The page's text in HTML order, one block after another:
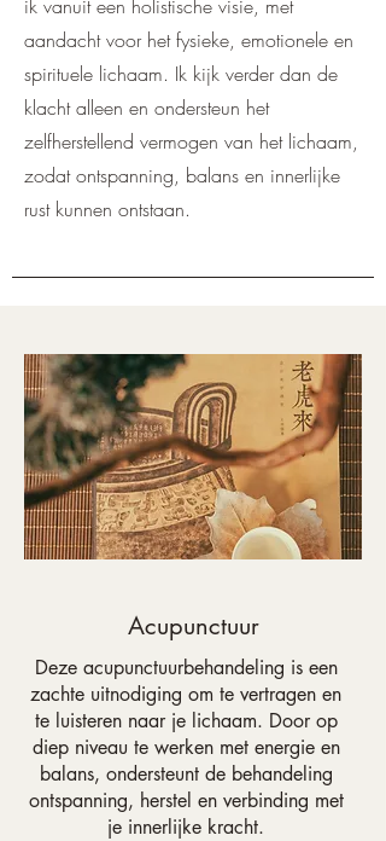
ik vanuit een holistische visie, met
aandacht voor het fysieke, emotionele en
spirituele lichaam. Ik kijk verder dan de
klacht alleen en ondersteun het
zelfherstellend vermogen van het lichaam,
zodat ontspanning, balans en innerlijke
rust kunnen ontstaan.
Acupunctuur
Deze acupunctuurbehandeling is een
zachte uitnodiging om te vertragen en
te luisteren naar je lichaam. Door op
diep niveau te werken met energie en
balans, ondersteunt de behandeling
ontspanning, herstel en verbinding met
je innerlijke kracht.